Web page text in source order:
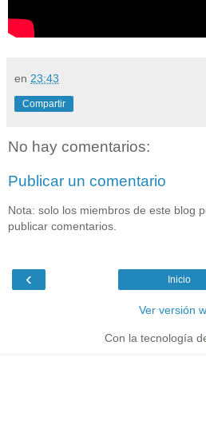
en 23:43
Compartir
No hay comentarios:
Publicar un comentario
Nota: solo los miembros de este blog
publicar comentarios.
‹ Inicio
Ver versión
Con la tecnología